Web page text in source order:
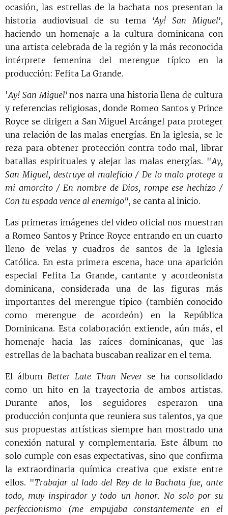
ocasión, las estrellas de la bachata nos presentan la
historia audiovisual de su tema 'Ay! San Miguel',
haciendo un homenaje a la cultura dominicana con
una artista celebrada de la región y la más reconocida
intérprete femenina del merengue típico en la
producción: Fefita La Grande.
'Ay! San Miguel'nos narra una historia llena de cultura
y referencias religiosas, donde Romeo Santos y Prince
Royce se dirigen a San Miguel Arcángel para proteger
una relación de las malas energías. En la iglesia, se le
reza para obtener protección contra todo mal, librar
batallas espirituales y alejar las malas energías. "Ay,
San Miguel, destruye al maleficio / De lo malo protege a
mi amorcito / En nombre de Dios, rompe ese hechizo /
Con tu espada vence al enemigo", se canta al inicio.
Las primeras imágenes del video oficial nos muestran
a Romeo Santos y Prince Royce entrando en un cuarto
lleno de velas y cuadros de santos de la Iglesia
Católica. En esta primera escena, hace una aparición
especial Fefita La Grande, cantante y acordeonista
dominicana, considerada una de las figuras más
importantes del merengue típico (también conocido
como merengue de acordeón) en la República
Dominicana. Esta colaboración extiende, aún más, el
homenaje hacia las raíces dominicanas, que las
estrellas de la bachata buscaban realizar en el tema.
El álbumBetter Late Than Neverse ha consolidado
como un hito en la trayectoria de ambos artistas.
Durante años, los seguidores esperaron una
producción conjunta que reuniera sus talentos, ya que
sus propuestas artísticas siempre han mostrado una
conexión natural y complementaria. Este álbum no
solo cumple con esas expectativas, sino que confirma
la extraordinaria química creativa que existe entre
ellos. "Trabajar al lado del Rey de la Bachata fue, ante
todo, muy inspirador y todo un honor. No solo por su
perfeccionismo (me empujaba constantemente en el